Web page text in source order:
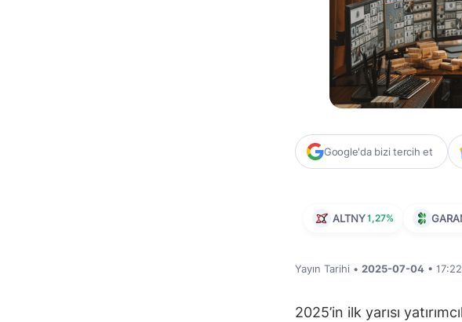
Google'da bizi tercih et
ALTNY1,27%
Yayın Tarihi • 2025-07-04 •
2025’in ilk yarısı